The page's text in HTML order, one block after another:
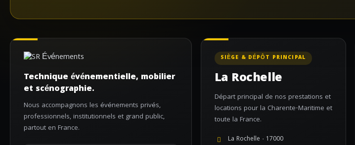
Technique événementielle, mobilier
et scénographie.
Nous accompagnons les événements privés,
professionnels, institutionnels et grand public,
partout en France.
SIÈGE & DÉPÔT PRINCIPAL
La Rochelle
Départ principal de nos prestations et
locations pour la Charente-Maritime et
toute la France.
La Rochelle · 17000